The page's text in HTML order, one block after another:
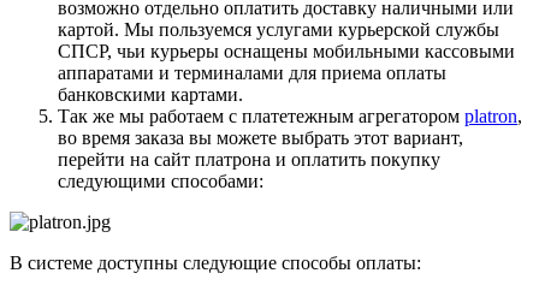
возможно отдельно оплатить доставку наличными или
картой. Мы пользуемся услугами курьерской службы
СПСР, чьи курьеры оснащены мобильными кассовыми
аппаратами и терминалами для приема оплаты
банковскими картами.
Так же мы работаем с платетежным агрегатором platron,
во время заказа вы можете выбрать этот вариант,
перейти на сайт платрона и оплатить покупку
следующими способами:
В системе доступны следующие способы оплаты: